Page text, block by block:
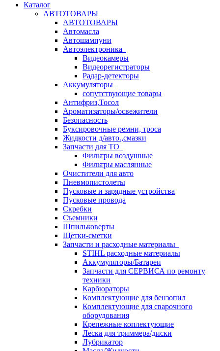
Каталог
АВТОТОВАРЫ
АВТОТОВАРЫ
Автомасла
Автошампуни
Автоэлектроника
Видеокамеры
Видеорегистраторы
Радар-детекторы
Аккумуляторы
сопутствующие товары
Антифриз,Тосол
Ароматизаторы/освежители
Безопасность
Буксировочные ремни, троса
Жидкости д/авто.,смазки
Запчасти для ТО
Фильтры воздушные
Фильтры маслянные
Очистители для авто
Пневмопистолеты
Пусковые и зарядные устройства
Пусковые провода
Скребки
Съемники
Шпильковерты
Щетки-сметки
Запчасти и расходные материалы
STIHL расходные материалы
Аккумуляторы/Батареи
Запчасти для СЕРВИСА по ремонту
техники
Карбюраторы
Комплектующие для бензопил
Комплектующие для сварочного
оборудования
Крепежные коплектующие
Леска для триммера/диски
Лубрикатор